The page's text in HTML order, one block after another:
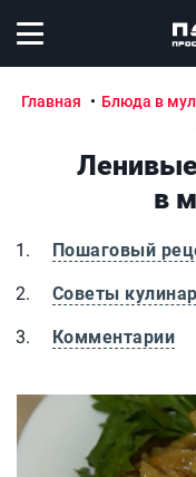
Открыть меню
Главная Блюда в
в
Пошаговый
Советы
Комментарии
Ленивые голубцы